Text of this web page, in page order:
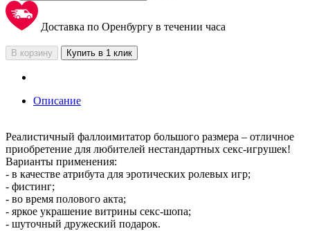
Доставка по Оренбургу в течении часа
В корзину Купить в 1 клик
Описание
Реалистичный фаллоимитатор большого размера – отличное
приобретение для любителей нестандартных секс-игрушек!
Варианты применения:
- в качестве атрибута для эротических ролевых игр;
- фистинг;
- во время полового акта;
- яркое украшение витрины секс-шопа;
- шуточный дружеский подарок.